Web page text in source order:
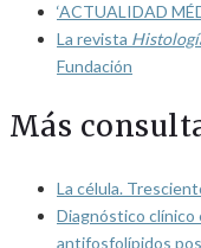
‘ACTUALIDAD
La revista
Fundación
Más
La célula.
Diagnóstico
antifosfolípidos